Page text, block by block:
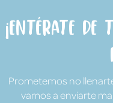
¡Entérate de
Prometemos no
vamos a enviarte